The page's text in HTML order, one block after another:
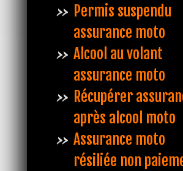
Permis suspendu
assurance moto
Alcool au volant
assurance moto
Récupérer
après alcool moto
Assurance moto
résiliée non